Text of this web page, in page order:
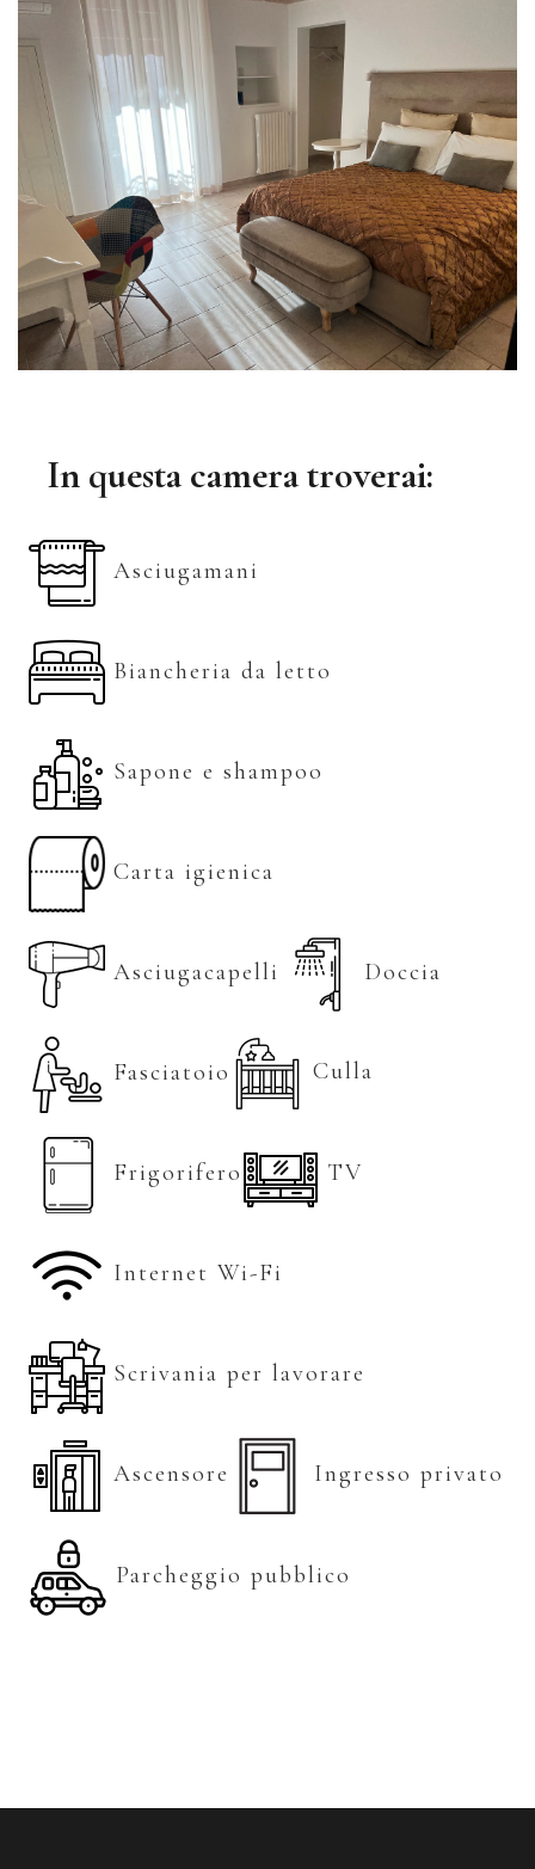
In questa camera troverai:
Asciugamani
Biancheria da letto
Sapone e shampoo
Carta igienica
Asciugacapelli Doccia
Fasciatoio Culla
Frigorifero TV
Internet Wi-Fi
Scrivania per lavorare
Ascensore Ingresso privato
Parcheggio pubblico